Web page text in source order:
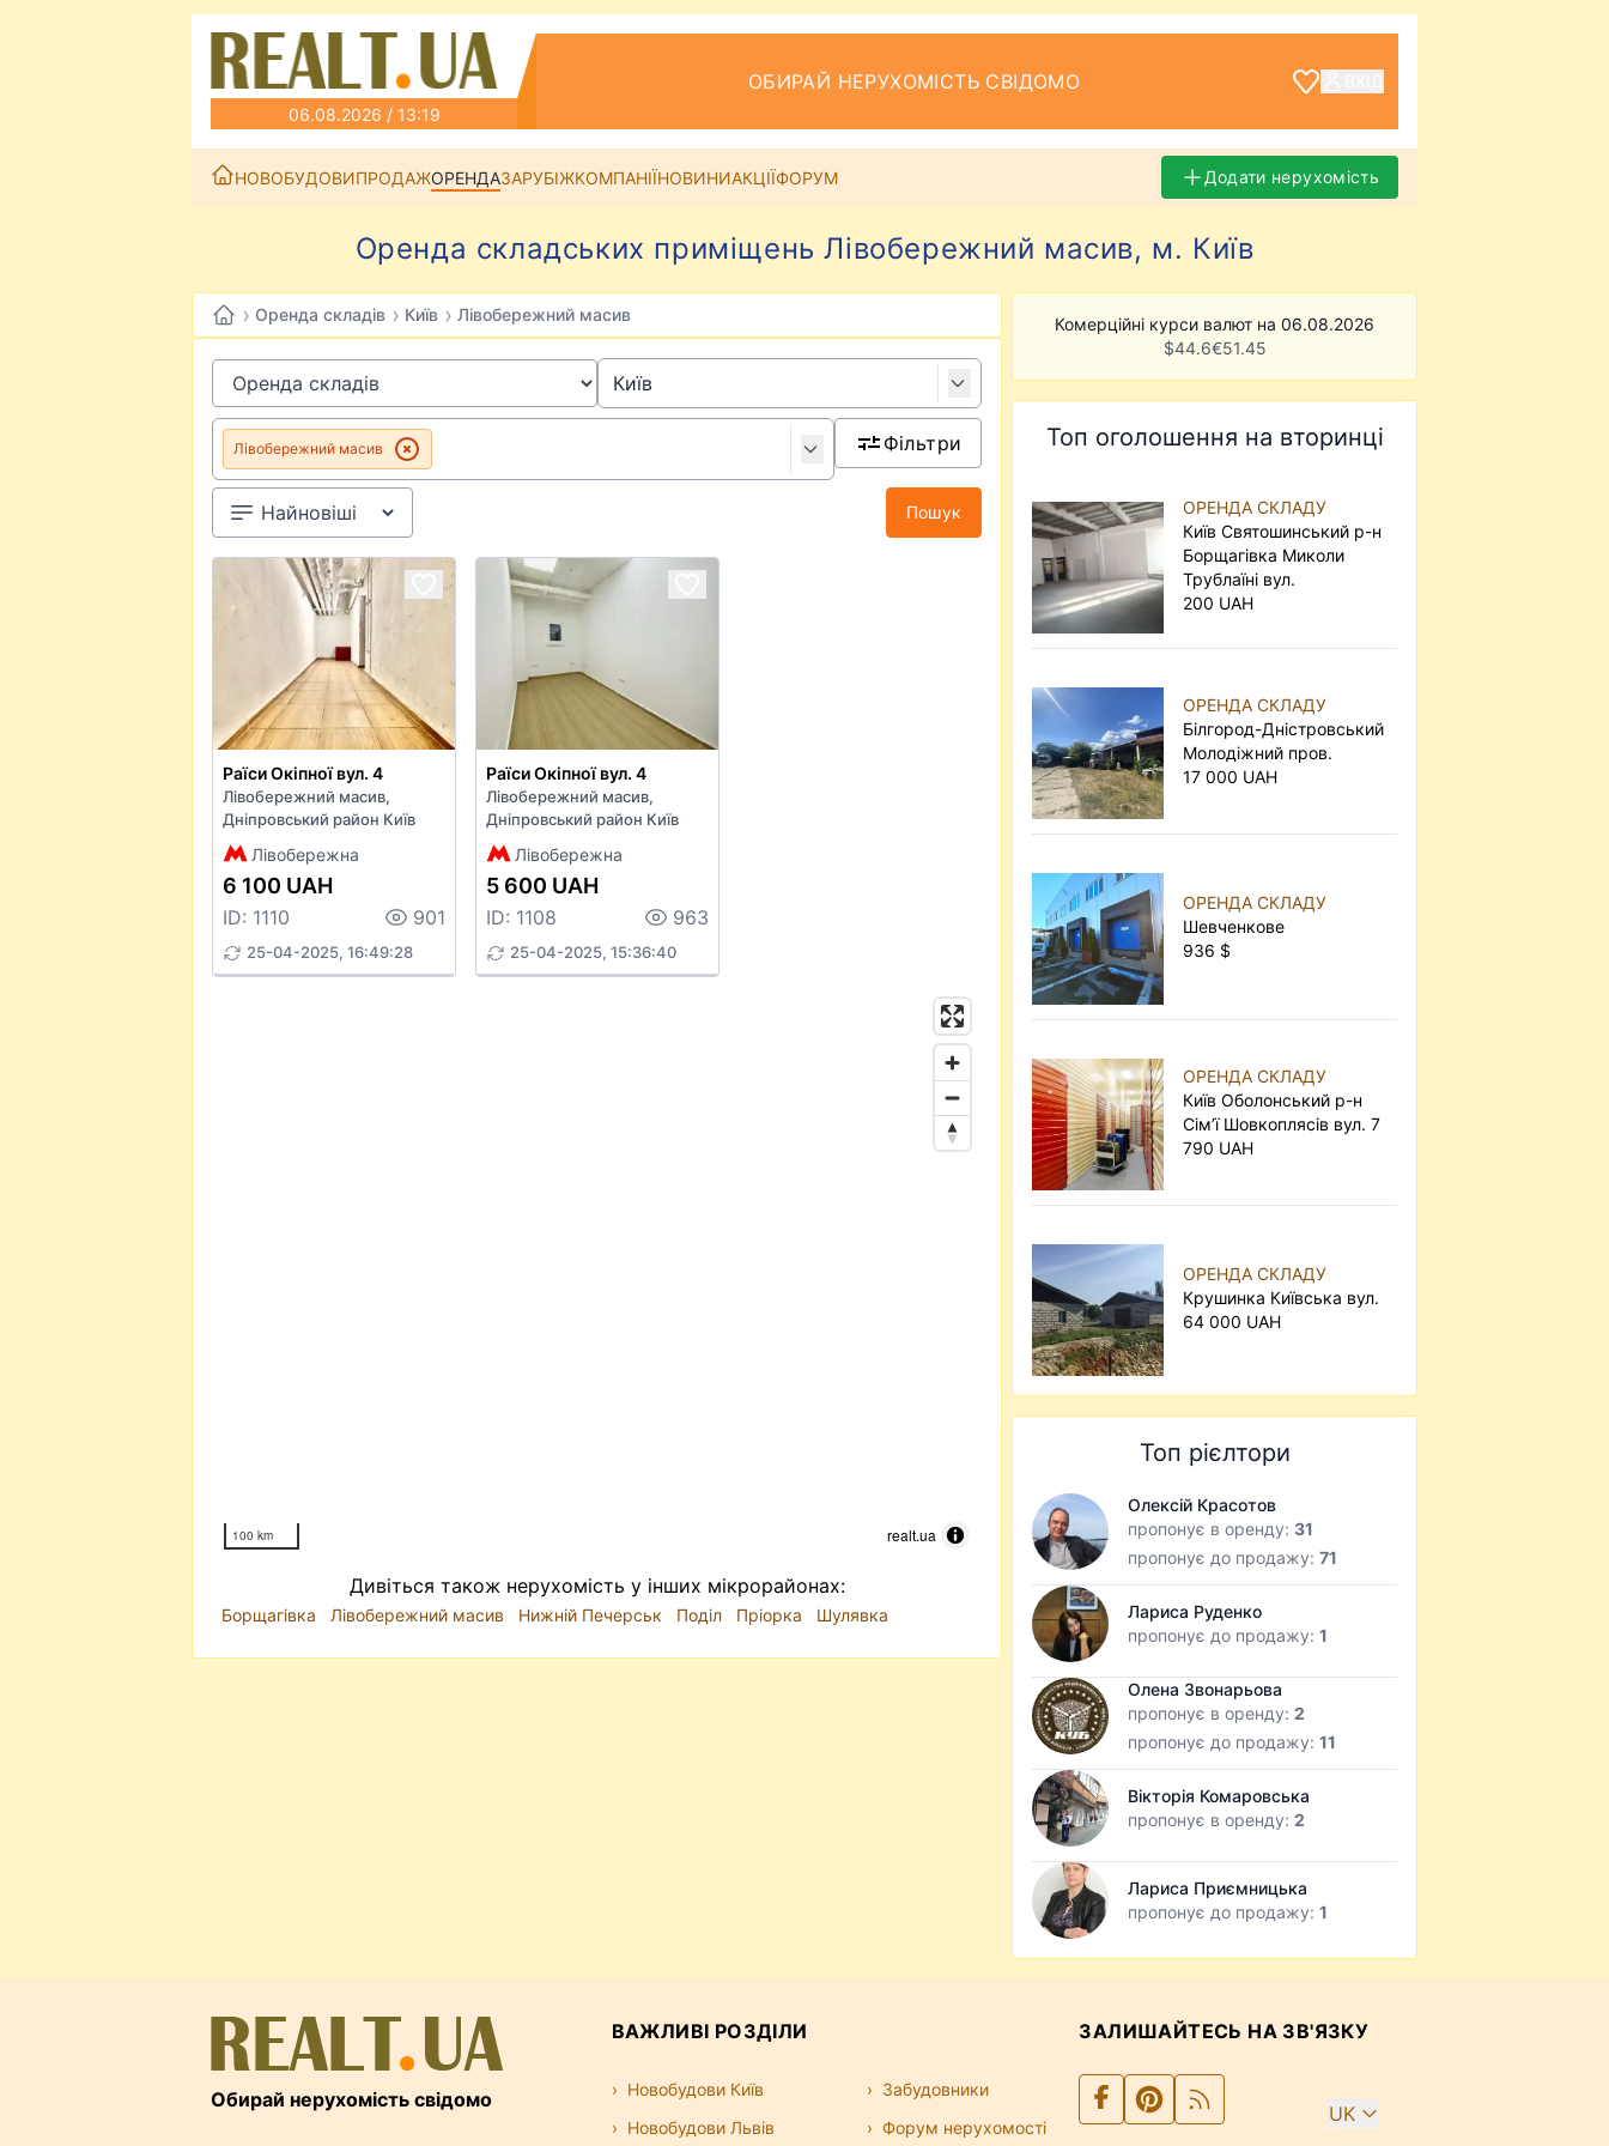
06.08.2026 / 13:19
ОБИРАЙ НЕРУХОМІСТЬ СВІДОМО
НОВОБУДОВИПРОДАЖОРЕНДАЗАРУБІЖКОМПАНІЇНОВИНИАКЦІЇФОРУМ Додати нерухомість
Оренда складських приміщень Лівобережний масив, м. Київ
› Оренда складів › Київ › Лівобережний масив
Лівобережний масив Фільтри
Пошук
Раїси Окіпної вул. 4
Лівобережний масив,
Дніпровський район Київ
Лівобережна
6 100 UAH
ID: 1110 901
25-04-2025, 16:49:28
Раїси Окіпної вул. 4
Лівобережний масив,
Дніпровський район Київ
Лівобережна
5 600 UAH
ID: 1108 963
25-04-2025, 15:36:40
100 km realt.ua
Дивіться також нерухомість у інших мікрорайонах:
Борщагівка Лівобережний масив Нижній Печерськ Поділ Пріорка Шулявка
Комерційні курси валют на 06.08.2026
$44.6€51.45
Топ оголошення на вторинці
ОРЕНДА СКЛАДУ
Київ Святошинський р-н
Борщагівка Миколи
Трублаїні вул.
200 UAH
ОРЕНДА СКЛАДУ
Білгород-Дністровський
Молодіжний пров.
17 000 UAH
ОРЕНДА СКЛАДУ
Шевченкове
936 $
ОРЕНДА СКЛАДУ
Київ Оболонський р-н
Сім’ї Шовкоплясів вул. 7
790 UAH
ОРЕНДА СКЛАДУ
Крушинка Київська вул.
64 000 UAH
Топ рієлтори
Олексій Красотов
пропонує в оренду: 31
пропонує до продажу:71
Лариса Руденко
пропонує до продажу:1
Олена Звонарьова
пропонує в оренду:2
пропонує до продажу:11
Вікторія Комаровська
пропонує в оренду:2
Лариса Приємницька
пропонує до продажу:1
Обирай нерухомість свідомо
ВАЖЛИВІ РОЗДІЛИ
Новобудови Київ
Новобудови Львів
Забудовники
Форум нерухомості
ЗАЛИШАЙТЕСЬ НА ЗВ'ЯЗКУ
UK